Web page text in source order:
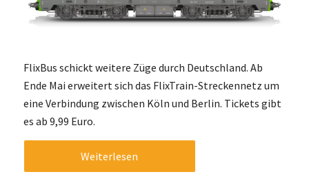
FlixBus schickt weitere Züge durch Deutschland. Ab
Ende Mai erweitert sich das FlixTrain-Streckennetz um
eine Verbindung zwischen Köln und Berlin. Tickets gibt
es ab 9,99 Euro.
Weiterlesen